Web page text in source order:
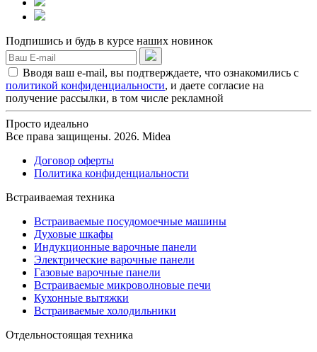
Подпишись и будь в курсе наших новинок
Вводя ваш e-mail, вы подтверждаете, что ознакомились с
политикой конфиденциальности, и даете согласие на
получение рассылки, в том числе рекламной
Просто идеально
Все права защищены. 2026. Midea
Договор оферты
Политика конфиденциальности
Встраиваемая техника
Встраиваемые посудомоечные машины
Духовые шкафы
Индукционные варочные панели
Электрические варочные панели
Газовые варочные панели
Встраиваемые микроволновые печи
Кухонные вытяжки
Встраиваемые холодильники
Отдельностоящая техника